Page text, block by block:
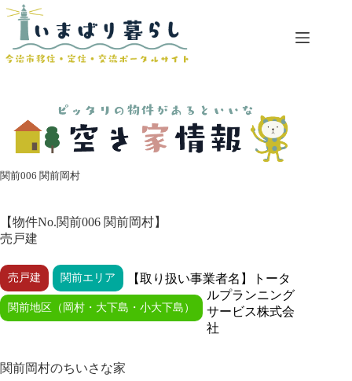
コ
ン
関前006 関前岡村
【物件No.関前006 関前岡村】
売戸建
売戸建 関前エリア
関前地区（岡村・大下島・小大下島）
【取り扱い事業者名】トータ
ルプランニング
サービス株式会
社
関前岡村のちいさな家